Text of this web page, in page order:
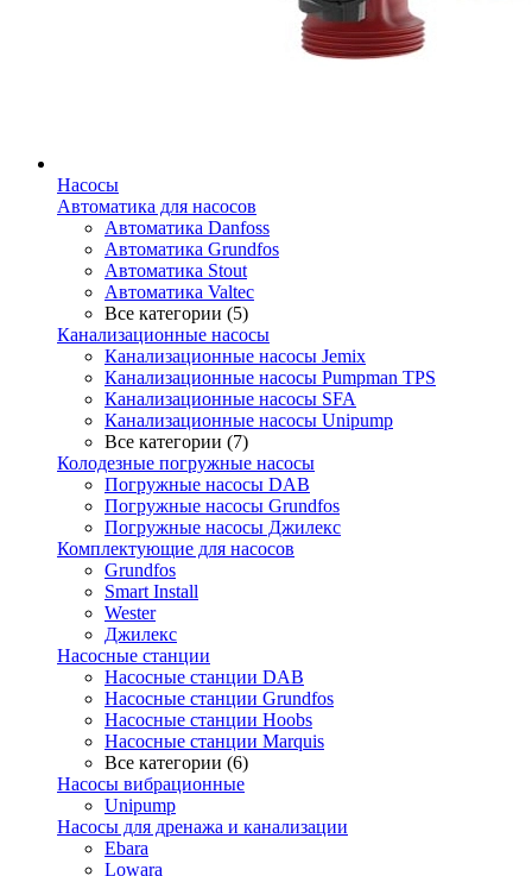
Насосы
Автоматика для насосов
Автоматика Danfoss
Автоматика Grundfos
Автоматика Stout
Автоматика Valtec
Все категории (5)
Канализационные насосы
Канализационные насосы Jemix
Канализационные насосы Pumpman TPS
Канализационные насосы SFA
Канализационные насосы Unipump
Все категории (7)
Колодезные погружные насосы
Погружные насосы DAB
Погружные насосы Grundfos
Погружные насосы Джилекс
Комплектующие для насосов
Grundfos
Smart Install
Wester
Джилекс
Насосные станции
Насосные станции DAB
Насосные станции Grundfos
Насосные станции Hoobs
Насосные станции Marquis
Все категории (6)
Насосы вибрационные
Unipump
Насосы для дренажа и канализации
Ebara
Lowara